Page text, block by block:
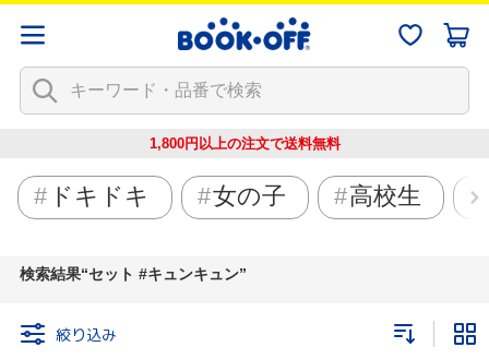
1,800円以上の注文で送料無料
ドキドキ 女の子 高校生
検索結果 セット #キュンキュン
絞り込み